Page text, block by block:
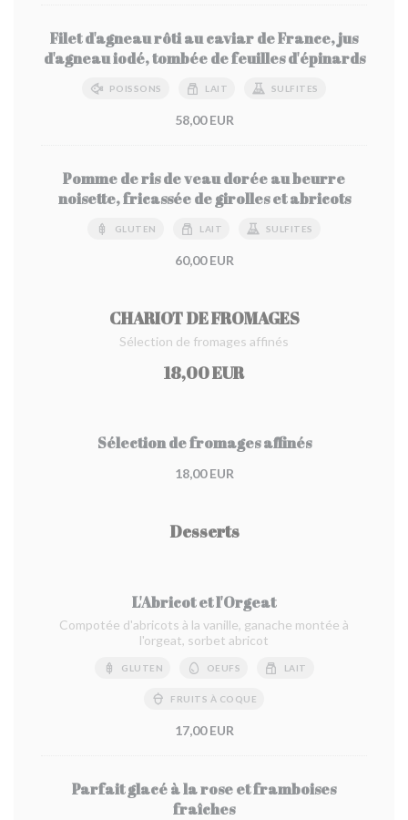
Filet d'agneau rôti au caviar de France, jus
d'agneau iodé, tombée de feuilles d'épinards
POISSONS LAIT SULFITES
58,00 EUR
Pomme de ris de veau dorée au beurre
noisette, fricassée de girolles et abricots
GLUTEN LAIT SULFITES
60,00 EUR
CHARIOT DE FROMAGES
Sélection de fromages affinés
18,00 EUR
Sélection de fromages affinés
18,00 EUR
Desserts
L'Abricot et l'Orgeat
Compotée d'abricots à la vanille, ganache montée à
l'orgeat, sorbet abricot
GLUTEN OEUFS LAIT
FRUITS À COQUE
17,00 EUR
Parfait glacé à la rose et framboises
fraîches